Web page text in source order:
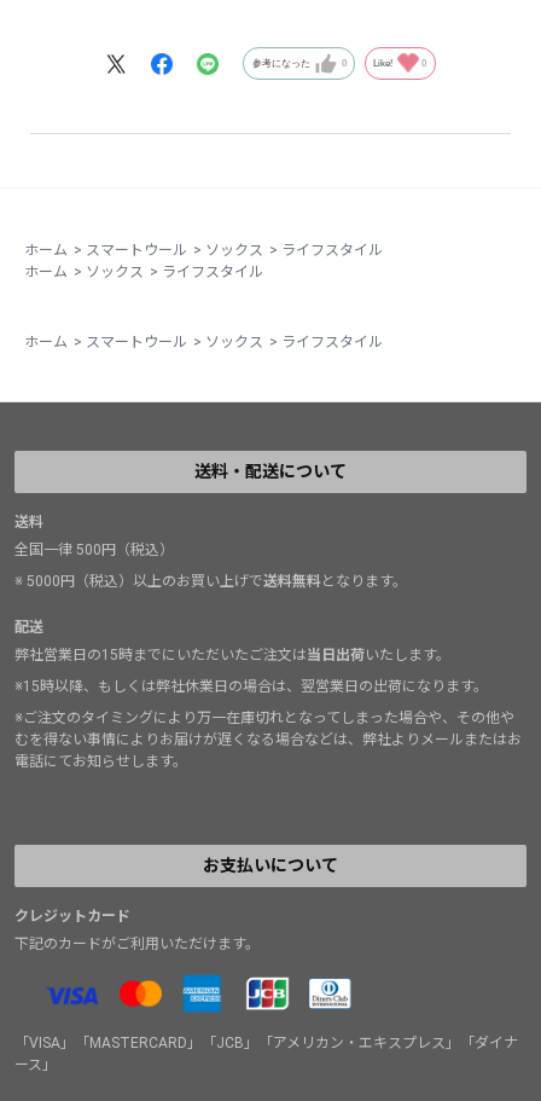
くく、ジム用と普段使いの両方で活躍してくれていま
す。リピート確定です！
参考になった 0 Like! 0
ホーム > スマートウール > ソックス > ライフスタイル
ホーム > ソックス > ライフスタイル
ホーム > スマートウール > ソックス > ライフスタイル
送料・配送について
送料
全国一律 500円（税込）
※ 5000円（税込）以上のお買い上げで送料無料となります。
配送
弊社営業日の15時までにいただいたご注文は当日出荷いたします。
※15時以降、もしくは弊社休業日の場合は、翌営業日の出荷になります。
※ご注文のタイミングにより万一在庫切れとなってしまった場合や、その他や
むを得ない事情によりお届けが遅くなる場合などは、弊社よりメールまたはお
電話にてお知らせします。
お支払いについて
クレジットカード
下記のカードがご利用いただけます。
「VISA」「MASTERCARD」「JCB」「アメリカン・エキスプレス」「ダイナ
ース」